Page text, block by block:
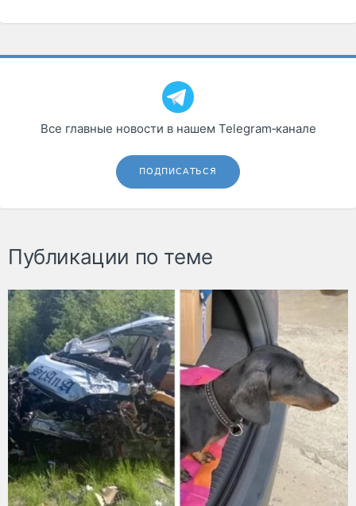
Все главные новости в нашем Telegram‑канале
ПОДПИСАТЬСЯ
Публикации по теме